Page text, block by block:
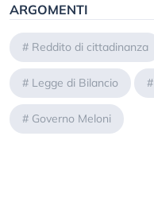
ARGOMENTI
# Reddito di cittadinanza
# Legge di Bilancio #
# Governo Meloni